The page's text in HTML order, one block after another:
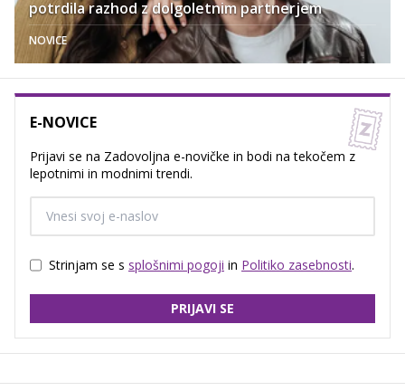
potrdila razhod z dolgoletnim partnerjem
NOVICE
E-NOVICE
Prijavi se na Zadovoljna e-novičke in bodi na tekočem z
lepotnimi in modnimi trendi.
Strinjam se s splošnimi pogoji in Politiko zasebnosti.
PRIJAVI SE